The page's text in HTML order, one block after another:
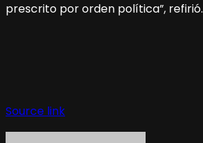
prescrito por orden política”, refirió.
Source link